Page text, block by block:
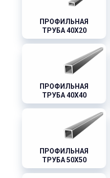
ПРОФИЛЬНАЯ
ТРУБА 40X20
ПРОФИЛЬНАЯ
ТРУБА 40X40
ПРОФИЛЬНАЯ
ТРУБА 50X50